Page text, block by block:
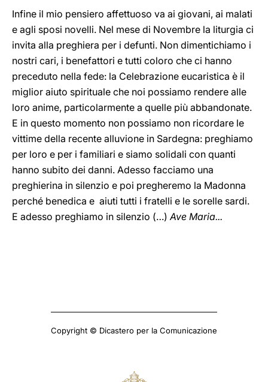
Infine il mio pensiero affettuoso va ai giovani, ai malati
e agli sposi novelli. Nel mese di Novembre la liturgia ci
invita alla preghiera per i defunti. Non dimentichiamo i
nostri cari, i benefattori e tutti coloro che ci hanno
preceduto nella fede: la Celebrazione eucaristica è il
miglior aiuto spirituale che noi possiamo rendere alle
loro anime, particolarmente a quelle più abbandonate.
E in questo momento non possiamo non ricordare le
vittime della recente alluvione in Sardegna: preghiamo
per loro e per i familiari e siamo solidali con quanti
hanno subito dei danni. Adesso facciamo una
preghierina in silenzio e poi pregheremo la Madonna
perché benedica e aiuti tutti i fratelli e le sorelle sardi.
E adesso preghiamo in silenzio (…)Ave Maria...
Copyright © Dicastero per la Comunicazione